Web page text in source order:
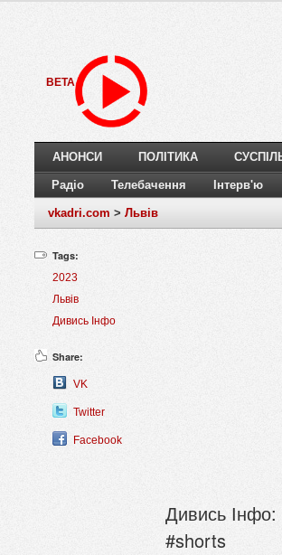
BETA
АНОНСИ ПОЛІТИКА
Радіо Телебачення Інтерв'ю
vkadri.com > Львів
Tags:
2023
Львів
Дивись Інфо
Share:
VK
Twitter
Facebook
Дивись Інфо:
#shorts